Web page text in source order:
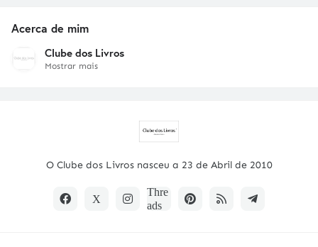
Acerca de mim
Clube dos Livros
Mostrar mais
O Clube dos Livros nasceu a 23 de Abril de 2010